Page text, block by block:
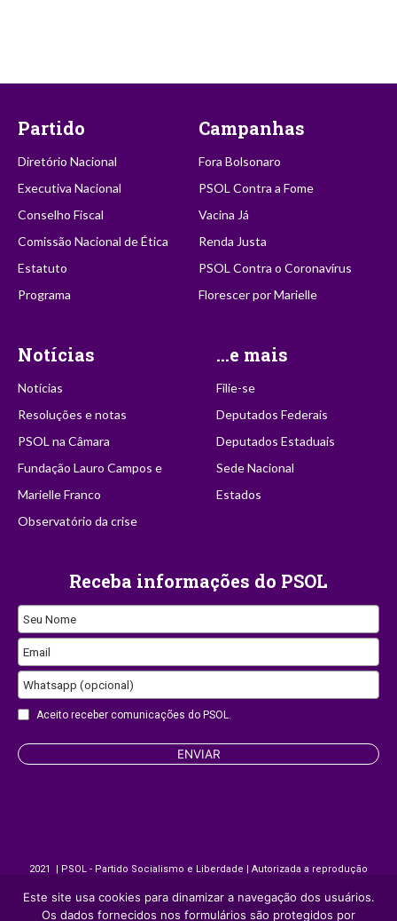
Partido
Diretório Nacional
Executiva Nacional
Conselho Fiscal
Comissão Nacional de Ética
Estatuto
Programa
Campanhas
Fora Bolsonaro
PSOL Contra a Fome
Vacina Já
Renda Justa
PSOL Contra o Coronavírus
Florescer por Marielle
Notícias
Notícias
Resoluções e notas
PSOL na Câmara
Fundação Lauro Campos e
Marielle Franco
Observatório da crise
...e mais
Filie-se
Deputados Federais
Deputados Estaduais
Sede Nacional
Estados
Receba informações do PSOL
Seu Nome
Email
Whatsapp (opcional)
Aceito receber comunicações do PSOL.
ENVIAR
2021 | PSOL - Partido Socialismo e Liberdade | Autorizada a reprodução
desde que citada a fonte.
Este site usa cookies para dinamizar a navegação dos usuários.
Os dados fornecidos nos formulários são protegidos por